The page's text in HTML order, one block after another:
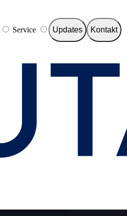
Service Updates Kontakt